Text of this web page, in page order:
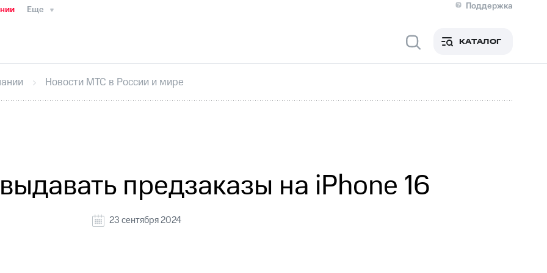
Еще
Поддержка
Медиа-центр
ИнтервьюФинансовая отчетностьКонтактыПригласить спикера
секретарьРаскрытие информации
кабинет акционераАкционерный капиталКонтроль и аудитРынок акций
КАТАЛОГ
Новости МТС в России и мире
предзаказы на iPhone 16
23 сентября 2024